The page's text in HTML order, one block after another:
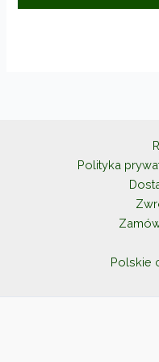
Polityka
Polskie